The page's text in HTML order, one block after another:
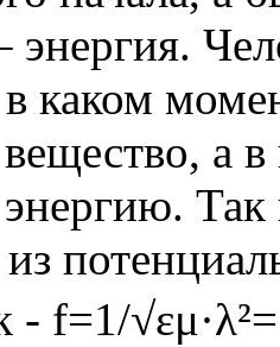
энергия.
каком
а
- f=1/